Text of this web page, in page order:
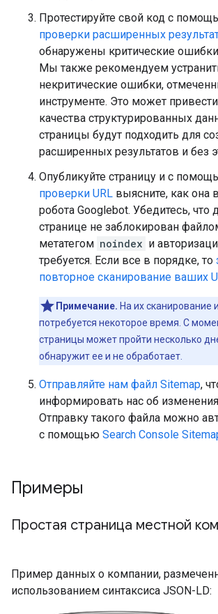
Протестируйте свой код с
проверки расширенных
обнаружены критические ошибки,
Мы также рекомендуем
некритические ошибки,
инструменте. Это может
качества структурированных
страницы будут подходить для
расширенных результатов и без
Опубликуйте страницу и с
проверки URL выясните, как она
робота Googlebot. Убедитесь, что
странице не заблокирован
метатегом noindex и
требуется. Если все в порядке, то
повторное сканирование ваших
Примечание. На их сканирование
потребуется некоторое время. С
страницы может пройти несколько
обнаружит ее и не обработает.
Отправляйте нам файл Sitemap,
информировать нас об
Отправку такого файла можно
с помощью Search Console
Примеры
Простая страница местной
Пример данных о компании,
использованием синтаксиса JSON-LD: